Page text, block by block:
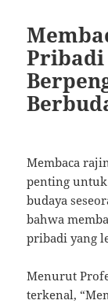
Pribadi
Membaca
penting
budaya
bahwa
pribadi yang
Menurut
terkenal,